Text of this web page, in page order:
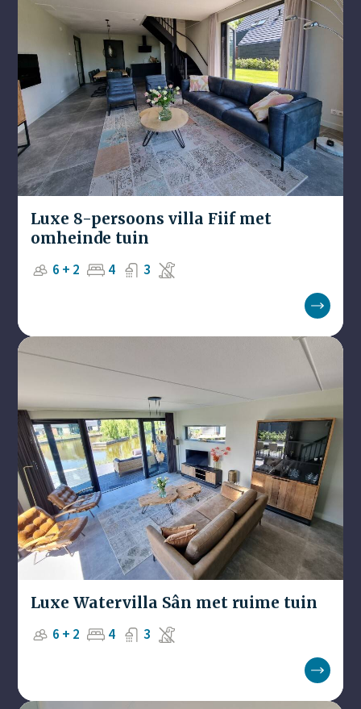
Luxe 8-persoons villa Fiif met
omheinde tuin
6 + 2
4 3
Luxe Watervilla Sân met ruime tuin
6 + 2
4 3